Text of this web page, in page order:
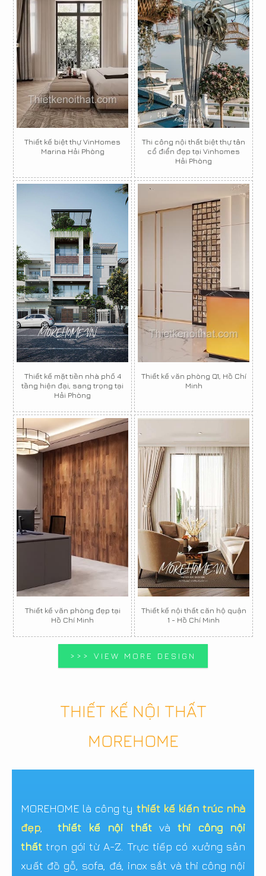
Thiết kế biệt thự VinHomes
Marina Hải Phòng
Thi công nội thất biệt thự tân
cổ điển đẹp tại Vinhomes
Hải Phòng
Thiết kế mặt tiền nhà phố 4
tầng hiện đại, sang trọng tại
Hải Phòng
Thiết kế văn phòng Q1, Hồ Chí
Minh
Thiết kế văn phòng đẹp tại
Hồ Chí Minh
Thiết kế nội thất căn hộ quận
1 - Hồ Chí Minh
>>> VIEW MORE DESIGN
THIẾT KẾ NỘI THẤT
MOREHOME
MOREHOME là công ty thiết kế kiến trúc nhà
đẹp
thiết kế nội thấtvàthi công nội
thất trọn gói từ A-Z. Trực tiếp có xưởng sản
xuất đồ gỗ, sofa, đá, inox sắt và thi công nội